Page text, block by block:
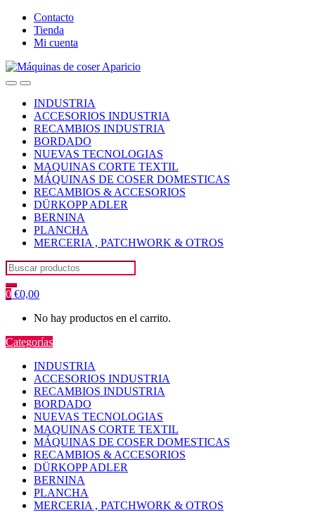
Skip
navigation
Skip
content
Contacto
Tienda
Mi cuenta
OpenClose
INDUSTRIA
ACCESORIOS INDUSTRIA
RECAMBIOS INDUSTRIA
BORDADO
NUEVAS TECNOLOGIAS
MAQUINAS CORTE TEXTIL
MÁQUINAS DE COSER DOMESTICAS
RECAMBIOS & ACCESORIOS
DÜRKOPP ADLER
BERNINA
PLANCHA
MERCERIA , PATCHWORK & OTROS
Search
for:
0 €0,00
No hay productos en el carrito.
Categorías
INDUSTRIA
ACCESORIOS INDUSTRIA
RECAMBIOS INDUSTRIA
BORDADO
NUEVAS TECNOLOGIAS
MAQUINAS CORTE TEXTIL
MÁQUINAS DE COSER DOMESTICAS
RECAMBIOS & ACCESORIOS
DÜRKOPP ADLER
BERNINA
PLANCHA
MERCERIA , PATCHWORK & OTROS